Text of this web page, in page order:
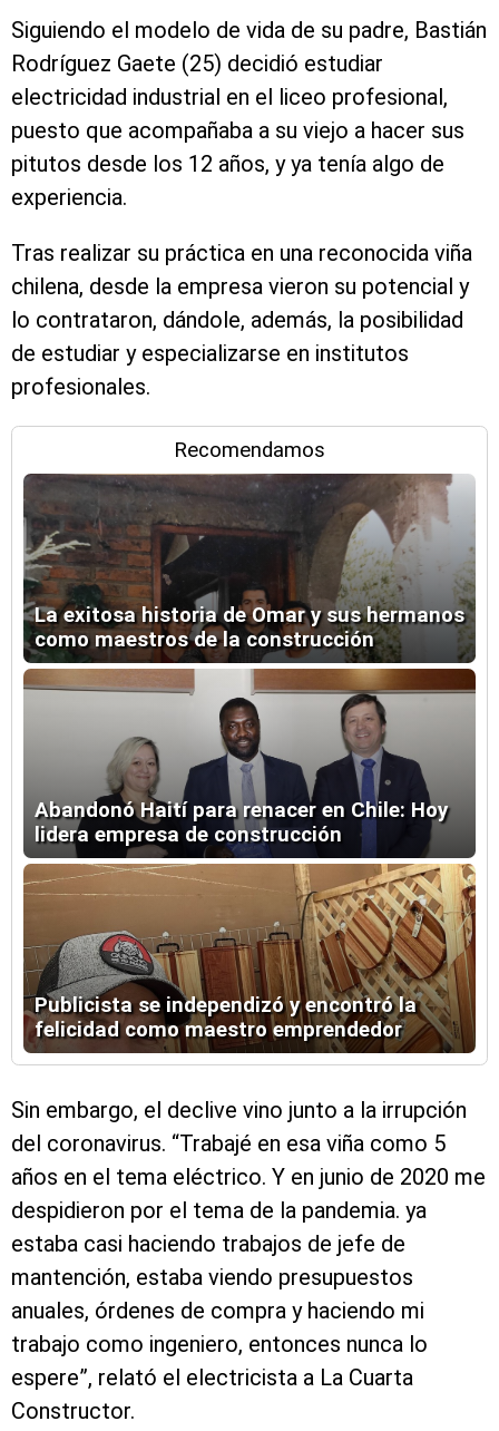
Siguiendo el modelo de vida de su padre, Bastián
Rodríguez Gaete (25) decidió estudiar
electricidad industrial en el liceo profesional,
puesto que acompañaba a su viejo a hacer sus
pitutos desde los 12 años, y ya tenía algo de
experiencia.
Tras realizar su práctica en una reconocida viña
chilena, desde la empresa vieron su potencial y
lo contrataron, dándole, además, la posibilidad
de estudiar y especializarse en institutos
profesionales.
Recomendamos
La exitosa historia de Omar y sus hermanos
como maestros de la construcción
Abandonó Haití para renacer en Chile: Hoy
lidera empresa de construcción
Publicista se independizó y encontró la
felicidad como maestro emprendedor
Sin embargo, el declive vino junto a la irrupción
del coronavirus. “Trabajé en esa viña como 5
años en el tema eléctrico. Y en junio de 2020 me
despidieron por el tema de la pandemia. ya
estaba casi haciendo trabajos de jefe de
mantención, estaba viendo presupuestos
anuales, órdenes de compra y haciendo mi
trabajo como ingeniero, entonces nunca lo
espere”, relató el electricista a La Cuarta
Constructor.